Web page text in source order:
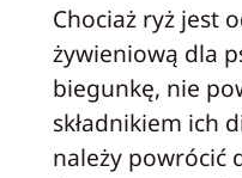
Chociaż ryż jest
żywieniową dla
biegunkę, nie
składnikiem ich
należy powrócić